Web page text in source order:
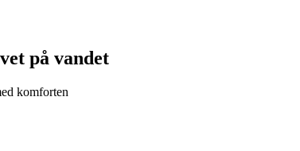
på vandet
komforten